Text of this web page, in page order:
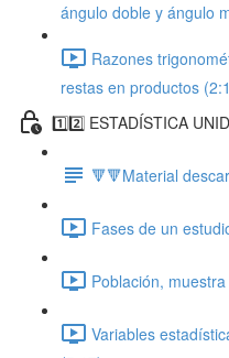
ángulo doble y ángulo
Razones
restas en productos
1️⃣2️⃣ ESTADÍSTICA
🔻🔻Material
Fases de un
Población,
Variables